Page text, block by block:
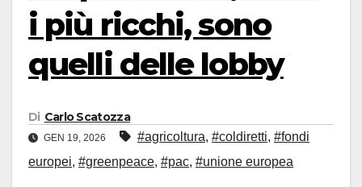
i più ricchi, sono
quelli delle lobby
Di Carlo Scatozza
GEN 19, 2026 #agricoltura, #coldiretti, #fondi
europei, #greenpeace, #pac, #unione europea